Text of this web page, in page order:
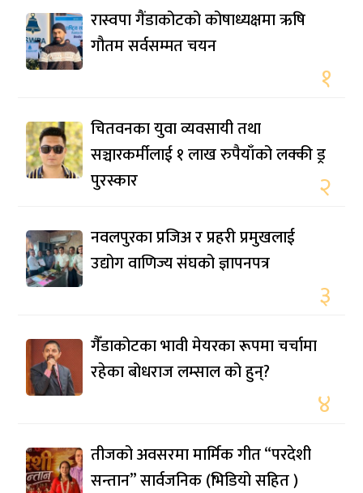
रास्वपा गैंडाकोटको कोषाध्यक्षमा ऋषि
गौतम सर्वसम्मत चयन
१
चितवनका युवा व्यवसायी तथा
सञ्चारकर्मीलाई १ लाख रुपैयाँको लक्की ड्र
पुरस्कार
२
नवलपुरका प्रजिअ र प्रहरी प्रमुखलाई
उद्योग वाणिज्य संघको ज्ञापनपत्र
३
गैँडाकोटका भावी मेयरका रूपमा चर्चामा
रहेका बोधराज लम्साल को हुन्?
४
तीजको अवसरमा मार्मिक गीत “परदेशी
सन्तान” सार्वजनिक (भिडियो सहित )